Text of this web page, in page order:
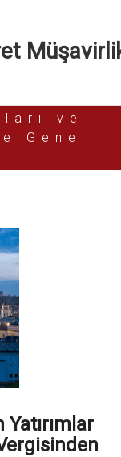
ve
Genel
Yatırımlar